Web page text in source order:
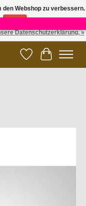
×
Wunschzettel
Ihr
Webshop zu verbessern.
Datenschutzerklärung. »